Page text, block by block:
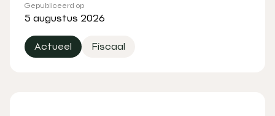
Gepubliceerd op
5 augustus 2026
Actueel Fiscaal